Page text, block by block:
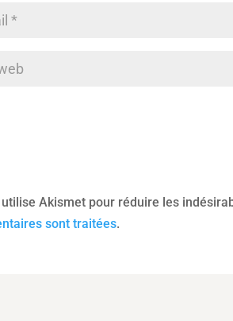
utilise Akismet pour réduire les
sont traitées.